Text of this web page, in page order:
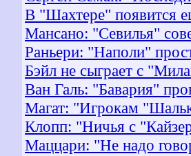
В "Шахтере" появится
Мансано: "Севилья"
Раньери: "Наполи"
Бэйл не сыграет с
Ван Галь: "Бавария"
Магат: "Игрокам
Клопп: "Ничья с
Маццари: "Не надо